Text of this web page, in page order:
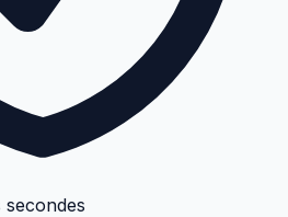
secondes